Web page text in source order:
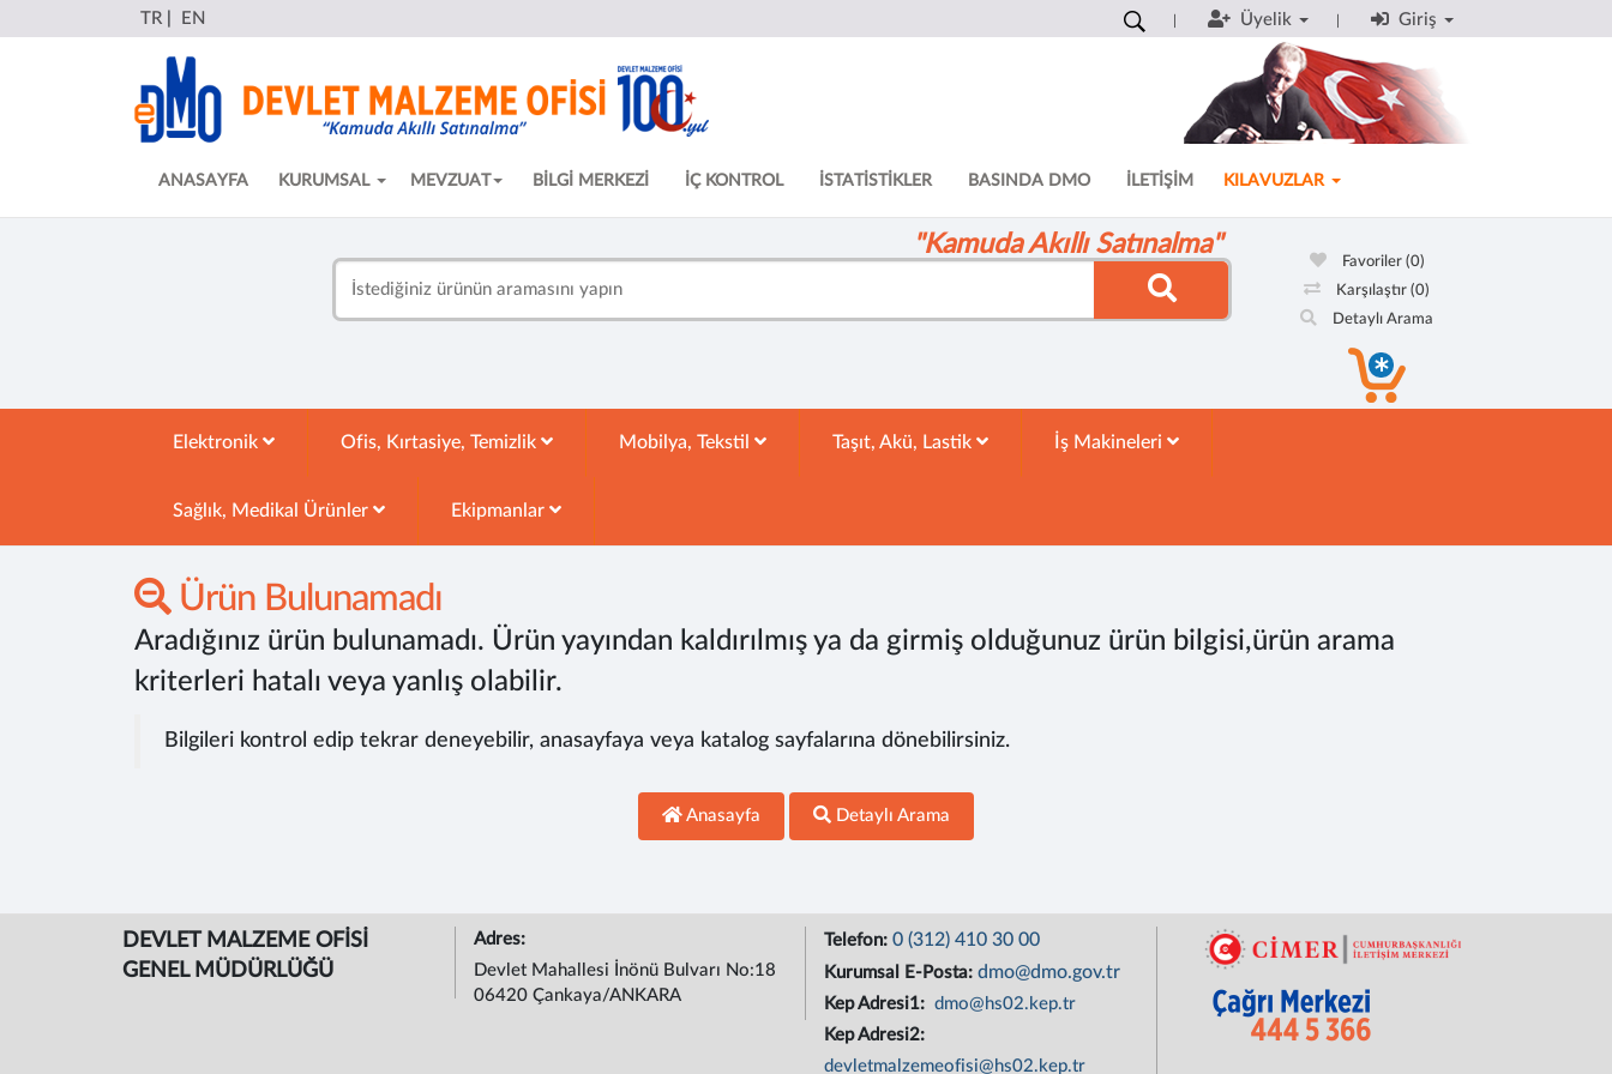
TR EN Üyelik Giriş
ANASAYFA KURUMSAL MEVZUAT BİLGİ MERKEZİ İÇ KONTROL İSTATİSTİKLER BASINDA DMO İLETİŞİM KILAVUZLAR
"Kamuda Akıllı Satınalma"
Favoriler (0)
Karşılaştır (0)
Detaylı Arama
Elektronik Ofis, Kırtasiye, Temizlik Mobilya, Tekstil Taşıt, Akü, Lastik İş Makineleri
Sağlık, Medikal Ürünler Ekipmanlar
Ürün Bulunamadı
Aradığınız ürün bulunamadı. Ürün yayından kaldırılmış ya da girmiş olduğunuz ürün bilgisi,ürün arama
kriterleri hatalı veya yanlış olabilir.
Bilgileri kontrol edip tekrar deneyebilir, anasayfaya veya katalog sayfalarına dönebilirsiniz.
Anasayfa Detaylı Arama
DEVLET MALZEME OFİSİ
GENEL MÜDÜRLÜĞÜ
Adres:
Devlet Mahallesi İnönü Bulvarı No:18
06420 Çankaya/ANKARA
Telefon: 0 (312) 410 30 00
Kurumsal E-Posta: dmo@dmo.gov.tr
Kep Adresi1: dmo@hs02.kep.tr
Kep Adresi2:
devletmalzemeofisi@hs02.kep.tr